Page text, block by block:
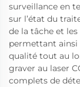
surveillance en
sur l’état du
de la tâche et
permettant
qualité tout au
graver au laser
complets de